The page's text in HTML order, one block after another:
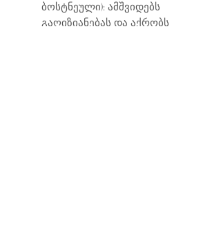
ბოსტნეული): ამშვიდებს
გაღიზიანებას და აქრობს